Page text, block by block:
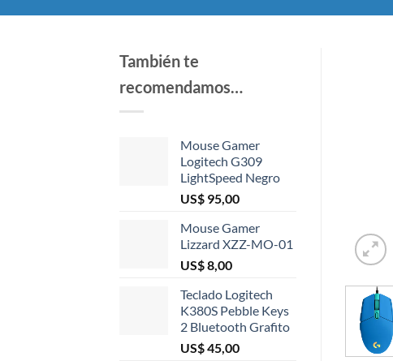
También te
recomendamos…
Mouse Gamer
Logitech G309
LightSpeed Negro
US$ 95,00
Mouse Gamer
Lizzard XZZ-MO-01
US$8,00
Teclado Logitech
K380S Pebble Keys
2 Bluetooth Grafito
US$45,00